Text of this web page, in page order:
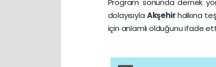
Program sonunda dernek
dolayısıyla Akşehirhalkına
için anlamlı olduğunu ifade